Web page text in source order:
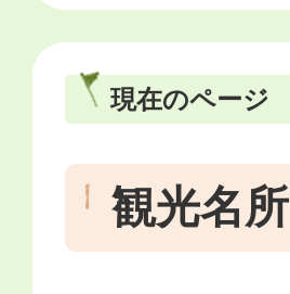
現在のページ
観光名所